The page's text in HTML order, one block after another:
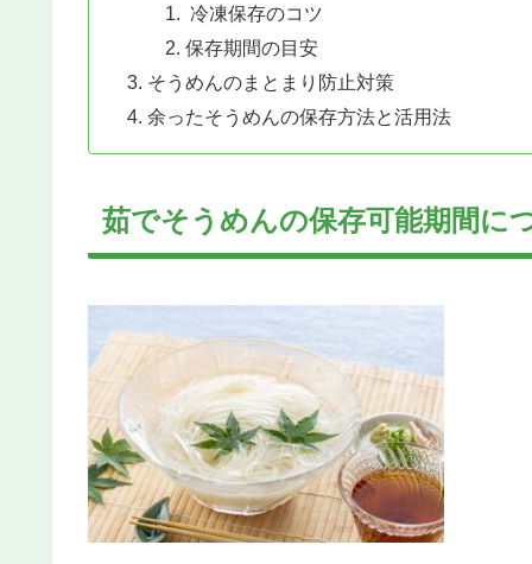
冷凍保存のコツ
保存期間の目安
そうめんのまとまり防止対策
余ったそうめんの保存方法と活用法
茹でそうめんの保存可能期間に